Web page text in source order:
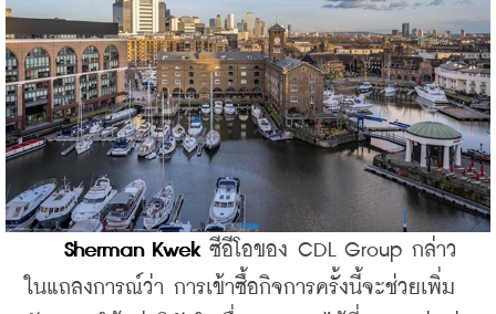
Sherman Kwek ซีอีโอของ CDL Group กล่าว
ในแถลงการณ์ว่า การเข้าซื้อกิจการครั้งนี้จะช่วยเพิ่ม